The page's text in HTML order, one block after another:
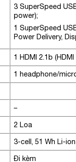
3 SuperSpeed
power);
1 SuperSpeed
Power Delivery,
1 HDMI 2.1b
1 headphone/
–
2 Loa
3-cell, 51 Wh Li-ion
Đi kèm